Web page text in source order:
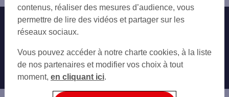
Nos engagements Nous contacter
Autres sites SG
Professionnels
Entreprises
contenus, réaliser des mesures d’audience, vous
permettre de lire des vidéos et partager sur les
réseaux sociaux.
Vous pouvez accéder à notre charte cookies, à la liste
de nos partenaires et modifier vos choix à tout
moment, en cliquant ici.